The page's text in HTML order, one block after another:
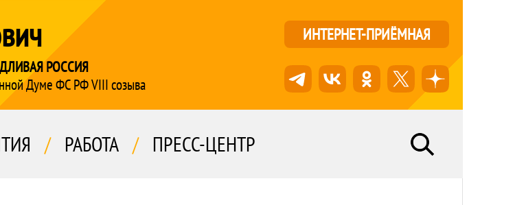
РОССИЯ
Думе ФС РФ VIII созыва
ИНТЕРНЕТ-ПРИЁМНАЯ
/ РАБОТА / ПРЕСС-ЦЕНТР